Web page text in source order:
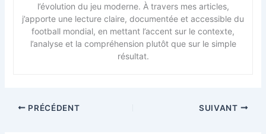
l’évolution du jeu moderne. À travers mes articles,
j’apporte une lecture claire, documentée et accessible du
football mondial, en mettant l’accent sur le contexte,
l’analyse et la compréhension plutôt que sur le simple
résultat.
PRÉCÉDENT SUIVANT